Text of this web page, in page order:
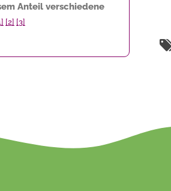
Anteil verschiedene
[2] [3]